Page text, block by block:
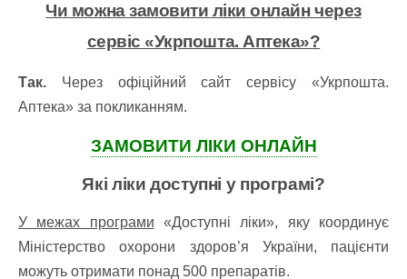
Чи можна замовити ліки онлайн через
сервіс «Укрпошта. Аптека»?
Так. Через офіційний сайт сервісу «Укрпошта.
Аптека» за покликанням.
ЗАМОВИТИ ЛІКИ ОНЛАЙН
Які ліки доступні у програмі?
У межах програми «Доступні ліки», яку координує
Міністерство охорони здоров’я України, пацієнти
можуть отримати понад 500 препаратів.